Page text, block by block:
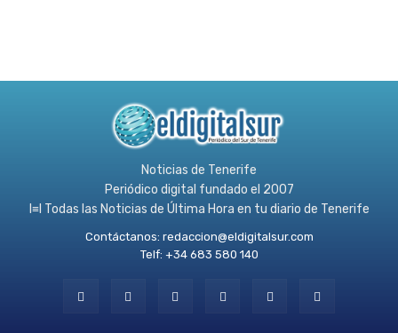
Noticias de Tenerife
Periódico digital fundado el 2007
l≡l Todas las Noticias de Última Hora en tu diario de Tenerife
Contáctanos: redaccion@eldigitalsur.com
Telf: +34 683 580 140